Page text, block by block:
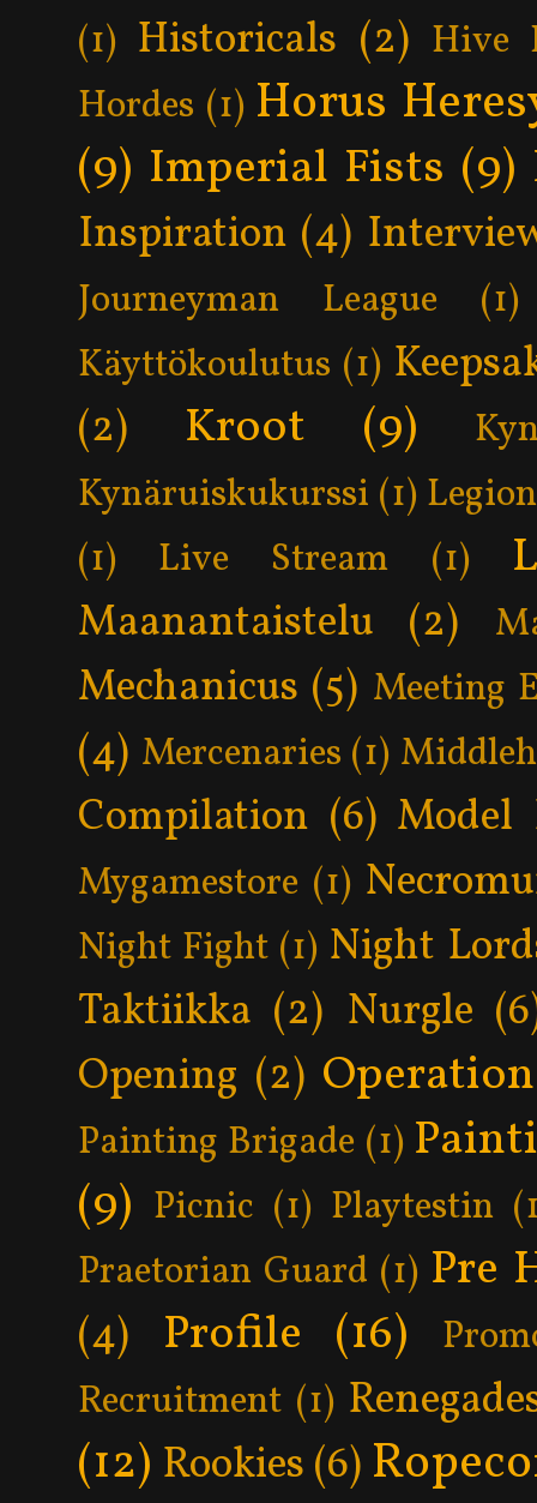
(1) Historicals (2) Hive
Hordes (1) Horus
(9) Imperial Fists (9)
Inspiration (4)
Journeyman League
(1)
Käyttökoulutus (1)
(2)
Kroot (9)
Kynäruiskukurssi (1)
(1)
Live Stream (1)
Maanantaistelu (2)
Mechanicus (5) Meeting
(4) Mercenaries (1)
Compilation (6) Model
Mygamestore (1)
Night Fight (1) Night
Taktiikka (2) Nurgle
Opening (2)
Painting Brigade (1)
(9) Picnic (1) Playtestin
Praetorian Guard (1) Pre
(4) Profile (16)
Recruitment (1)
(12) Rookies (6)